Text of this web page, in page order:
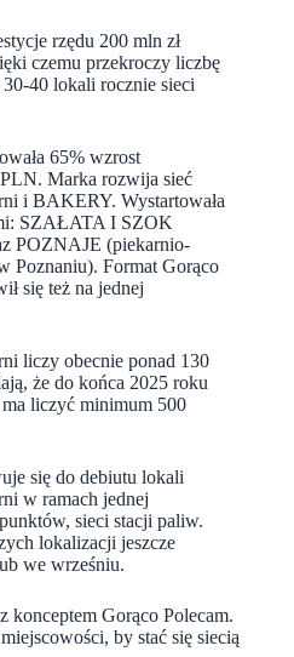
rzędu 200 mln zł
czemu przekroczy liczbę
40 lokali rocznie sieci
65% wzrost
Marka rozwija sieć
i BAKERY. Wystartowała
SZAŁATA I SZOK
POZNAJE (piekarnio-
Poznaniu). Format Gorąco
się też na jednej
liczy obecnie ponad 130
że do końca 2025 roku
liczyć minimum 500
się do debiutu lokali
w ramach jednej
sieci stacji paliw.
lokalizacji jeszcze
we wrześniu.
konceptem Gorąco Polecam.
by stać się siecią